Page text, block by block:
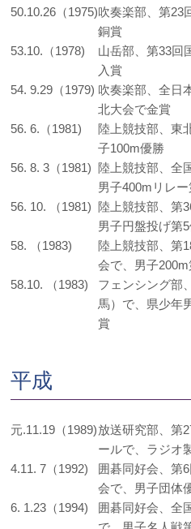
50.10.26（1975)吹奏楽部、第23
銅賞
53.10.（1978)
山岳部、第33回
入賞
54. 9.29（1979) 吹奏楽部、全日
北大会で金賞
56. 6.（1981)
陸上競技部、東
子100m優勝
56. 8. 3（1981) 陸上競技部、全
男子400mリレ
56. 10. （1981) 陸上競技部、第
男子円盤投げ第
58. （1983)
陸上競技部、第
会で、男子
58.10. （1983)
フェンシング部
馬）で、県少年
賞
平成
元.11.19（1989)放送研究部、第
ールで、ラジオ
4.11. 7（1992)
囲碁同好会、第
会で、男子団体
6. 1.23（1994)
囲碁同好会、全